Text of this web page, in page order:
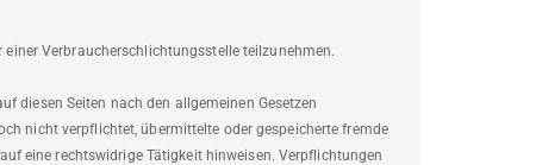
Verbraucherschlichtungsstelle teilzunehmen.
diesen Seiten nach den allgemeinen Gesetzen
nicht verpflichtet, übermittelte oder gespeicherte fremde
eine rechtswidrige Tätigkeit hinweisen. Verpflichtungen